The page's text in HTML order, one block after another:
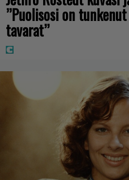
”Puolisosi on
tavarat”